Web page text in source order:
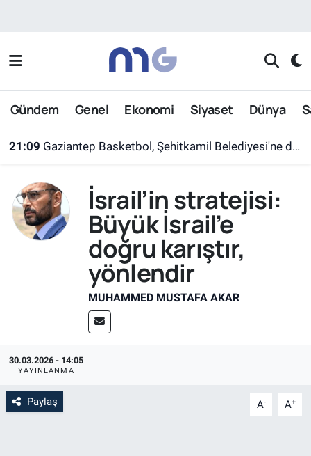
Gündem Genel Ekonomi Siyaset Dünya
21:09 Gaziantep Basketbol, Şehitkamil Belediyesi'ne devredildi
İsrail’in stratejisi:
Büyük İsrail’e
doğru karıştır,
yönlendir
MUHAMMED MUSTAFA AKAR
30.03.2026 - 14:05
YAYINLANMA
Paylaş A- A+
Nöbetçi Eczaneler
Hava Durumu
Süper Lig Puan Durumu ve Fikstür
Tüm Manşetler
Son Dakika Haberleri
Haber Arşivi